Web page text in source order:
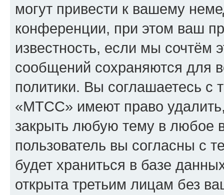
могут привести к вашему
конференции, при этом ваш
известность, если мы сочтём
сообщений сохраняются для
политики. Вы соглашаетесь
«МТСС» имеют право удалить,
закрыть любую тему в любое
пользователь вы согласны с
будет храниться в базе
открыта третьим лицам без